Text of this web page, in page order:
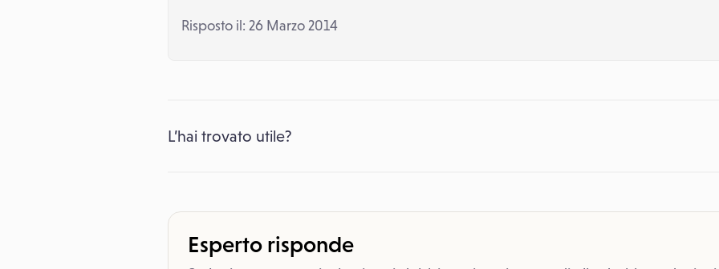
Risposto il: 26 Marzo 2014
L’hai trovato utile?
Esperto risponde